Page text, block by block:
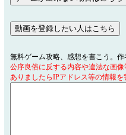
無料ゲーム攻略、感想を書こう。作
公序良俗に反する内容や違法な画
ありましたらIPアドレス等の情報